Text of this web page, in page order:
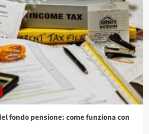
fondo pensione: come funziona con